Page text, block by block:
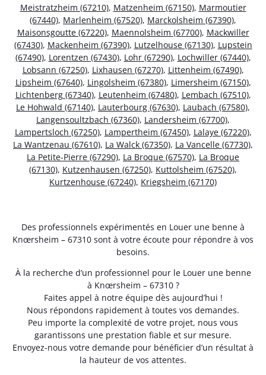
Meistratzheim (67210), Matzenheim (67150), Marmoutier
(67440), Marlenheim (67520), Marckolsheim (67390),
Maisonsgoutte (67220), Maennolsheim (67700), Mackwiller
(67430), Mackenheim (67390), Lutzelhouse (67130), Lupstein
(67490), Lorentzen (67430), Lohr (67290), Lochwiller (67440),
Lobsann (67250), Lixhausen (67270), Littenheim (67490),
Lipsheim (67640), Lingolsheim (67380), Limersheim (67150),
Lichtenberg (67340), Leutenheim (67480), Lembach (67510),
Le Hohwald (67140), Lauterbourg (67630), Laubach (67580),
Langensoultzbach (67360), Landersheim (67700),
Lampertsloch (67250), Lampertheim (67450), Lalaye (67220),
La Wantzenau (67610), La Walck (67350), La Vancelle (67730),
La Petite-Pierre (67290), La Broque (67570), La Broque
(67130), Kutzenhausen (67250), Kuttolsheim (67520),
Kurtzenhouse (67240), Kriegsheim (67170)
Des professionnels expérimentés en Louer une benne à
Knœrsheim – 67310 sont à votre écoute pour répondre à vos
besoins.
À la recherche d’un professionnel pour le Louer une benne
à Knœrsheim – 67310 ?
Faites appel à notre équipe dès aujourd’hui !
Nous répondons rapidement à toutes vos demandes.
Peu importe la complexité de votre projet, nous vous
garantissons une prestation fiable et sur mesure.
Envoyez-nous votre demande pour bénéficier d’un résultat à
la hauteur de vos attentes.